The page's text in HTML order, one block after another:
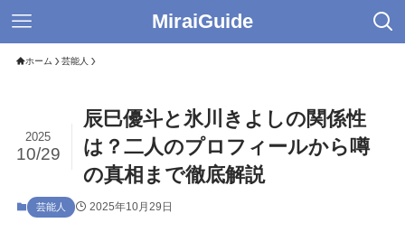
MiraiGuide
ホーム 芸能人
辰巳優斗と氷川きよしの関係性
は？二人のプロフィールから噂
の真相まで徹底解説
2025
10/29
芸能人 2025年10月29日